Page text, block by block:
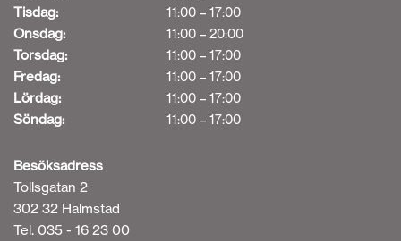
Tisdag: 11:00 – 17:00
Onsdag: 11:00 – 20:00
Torsdag: 11:00 – 17:00
Fredag: 11:00 – 17:00
Lördag: 11:00 – 17:00
Söndag: 11:00 – 17:00
Besöksadress
Tollsgatan 2
302 32 Halmstad
Tel. 035 - 16 23 00